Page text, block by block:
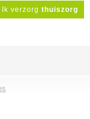
Ik verzorg thuiszorg